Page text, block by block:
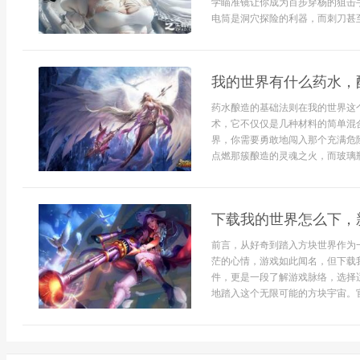
学瞄准镜让你成为百步穿杨的狙
电筒是洞穴探险的利器，而刺刀
我的世界有什么药水
药水酿造的基础法则在我的世界
术，它不仅仅是几种材料的简单
界，你需要勇敢地闯入那个充满
点燃那簇酿造的灵魂之火，而玻璃
下载我的世界怎么下
前言，从好奇到踏入方块世界作
茫的心情，游戏如此闻名，但下
件，更是一段了解游戏脉络，选
地踏入这个无限可能的方块宇宙